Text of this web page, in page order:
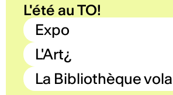
L'été au TO!
Expo
L'Art¿
La Bibliothèque